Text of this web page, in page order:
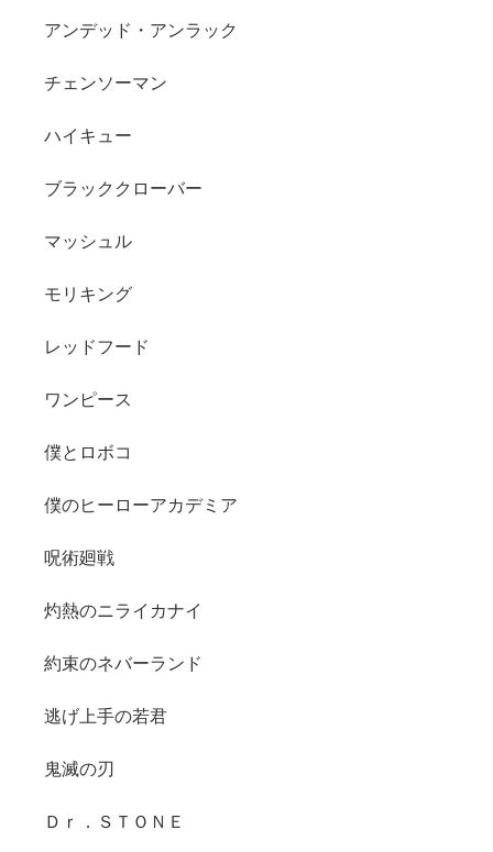
アンデッド・アンラック
チェンソーマン
ハイキュー
ブラッククローバー
マッシュル
モリキング
レッドフード
ワンピース
僕とロボコ
僕のヒーローアカデミア
呪術廻戦
灼熱のニライカナイ
約束のネバーランド
逃げ上手の若君
鬼滅の刃
Ｄｒ．ＳＴＯＮＥ